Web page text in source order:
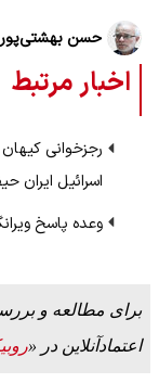
حسن بهشتی‌پور
اخبار مرتبط
رجزخوانی
اسرائیل ایران
وعده پاسخ
برای مطالعه و
اعتمادآنلاین در «